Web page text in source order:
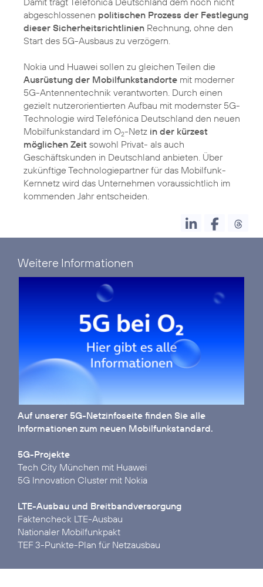
abgeschlossenen politischen Prozess der Festlegung
dieser Sicherheitsrichtlinien Rechnung, ohne den
Start des 5G-Ausbaus zu verzögern.
Nokia und Huawei sollen zu gleichen Teilen die
Ausrüstung der Mobilfunkstandorte mit moderner
5G-Antennentechnik verantworten. Durch einen
gezielt nutzerorientierten Aufbau mit modernster 5G-
Technologie wird Telefónica Deutschland den neuen
Mobilfunkstandard im O2-Netz in der kürzest
möglichen Zeit sowohl Privat- als auch
Geschäftskunden in Deutschland anbieten. Über
zukünftige Technologiepartner für das Mobilfunk-
Kernnetz wird das Unternehmen voraussichtlich im
kommenden Jahr entscheiden.
Weitere Informationen
Auf unserer 5G-Netzinfoseite finden Sie alle
Informationen zum neuen Mobilfunkstandard.
5G-Projekte
Tech City München mit Huawei
5G Innovation Cluster mit Nokia
LTE-Ausbau und Breitbandversorgung
Faktencheck LTE-Ausbau
Nationaler Mobilfunkpakt
TEF 3-Punkte-Plan für Netzausbau